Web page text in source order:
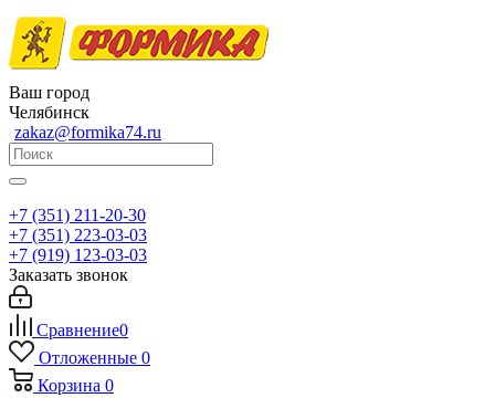
Ваш город
Челябинск
zakaz@formika74.ru
+7 (351) 211-20-30
+7 (351) 223-03-03
+7 (919) 123-03-03
Заказать звонок
Сравнение0
Отложенные 0
Корзина 0